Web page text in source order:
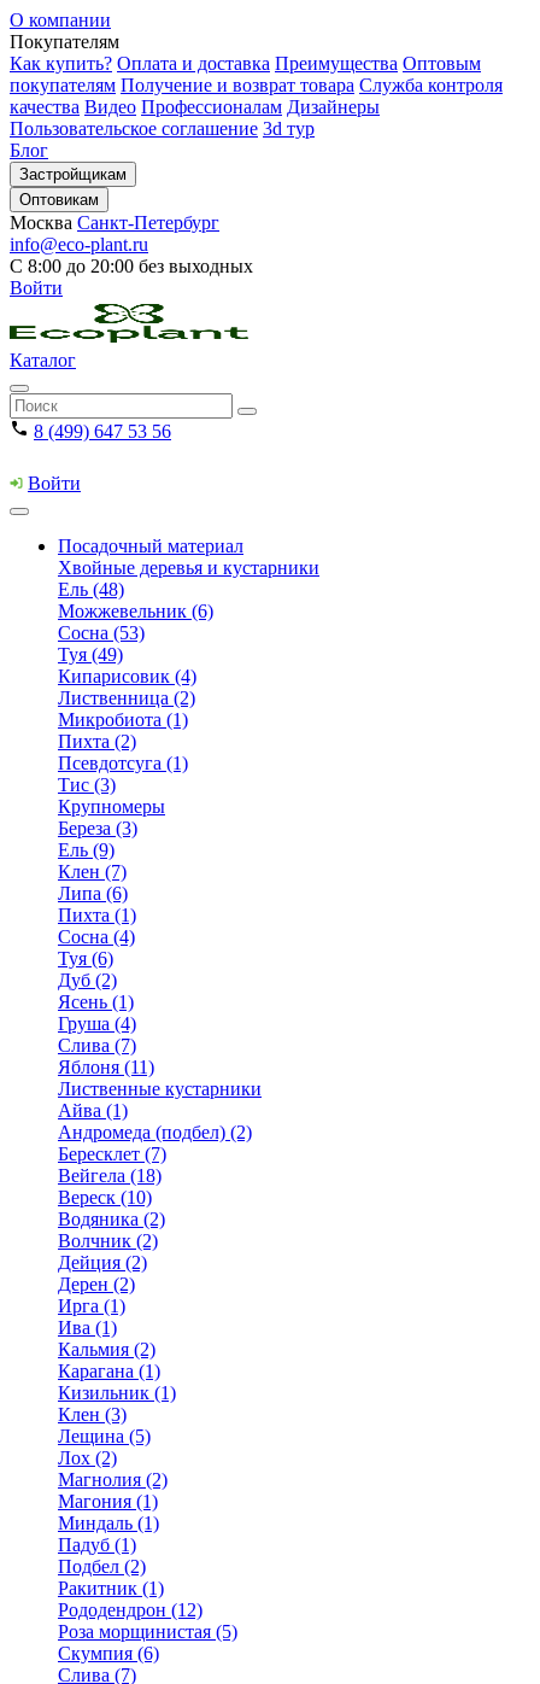
О компании
Покупателям
Как купить? Оплата и доставка Преимущества Оптовым
покупателям Получение и возврат товара Служба контроля
качества Видео Профессионалам Дизайнеры
Пользовательское соглашение 3d тур
Блог
Застройщикам
Оптовикам
Москва Санкт-Петербург
info@eco-plant.ru
С 8:00 до 20:00 без выходных
Войти
Каталог
8 (499) 647 53 56
Войти
Посадочный материал
Хвойные деревья и кустарники
Ель (48)
Можжевельник (6)
Сосна (53)
Туя (49)
Кипарисовик (4)
Лиственница (2)
Микробиота (1)
Пихта (2)
Псевдотсуга (1)
Тис (3)
Крупномеры
Береза (3)
Ель (9)
Клен (7)
Липа (6)
Пихта (1)
Сосна (4)
Туя (6)
Дуб (2)
Ясень (1)
Груша (4)
Слива (7)
Яблоня (11)
Лиственные кустарники
Айва (1)
Андромеда (подбел) (2)
Бересклет (7)
Вейгела (18)
Вереск (10)
Водяника (2)
Волчник (2)
Дейция (2)
Дерен (2)
Ирга (1)
Ива (1)
Кальмия (2)
Карагана (1)
Кизильник (1)
Клен (3)
Лещина (5)
Лох (2)
Магнолия (2)
Магония (1)
Миндаль (1)
Падуб (1)
Подбел (2)
Ракитник (1)
Рододендрон (12)
Роза морщинистая (5)
Скумпия (6)
Слива (7)